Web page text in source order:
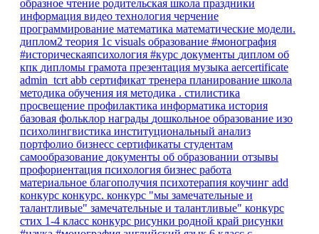
образное чтение родительская школа праздники
информация видео технология черчение
программирование математика математические модели.
диплом2 теория 1с visuals образование #монография
#историческаяпсихология #курс документы диплом об
кпк дипломы грамота презентация музыка aercertificate
admin_tcrt abb сертификат тренера планирование школа
методика обучения ия методика . стилистика
просвещение профилактика информатика история
базовая фольклор награды дошкольное образование изо
психолингвистика институциональный анализ
портфолио бизнесс сертификаты студентам
самообразование документы об образовании отзывы
профориентация психология бизнес работа
материальное благополучия психотерапия коучинг add
конкурс конкурс. конкурс "мы замечательные и
талантливые" замечательные и талантливые" конкурс
стих 1-4 класс конкурс рисунки родной край рисунки